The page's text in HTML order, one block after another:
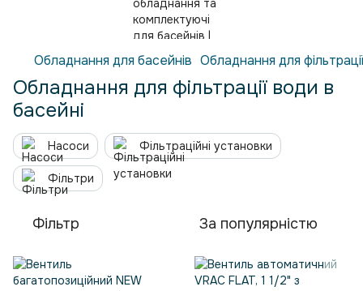
Обладнання для басейнів Обладнання для
Обладнання для фільтрації води в
басейні
Насоси Фільтраційні установки
Фільтри
Фільтр За популярністю